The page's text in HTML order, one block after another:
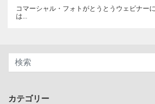
コマーシャル・フォトがとうとうウェビナー
は...
カテゴリー